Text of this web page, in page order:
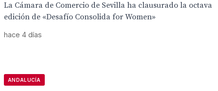
La Cámara de Comercio de Sevilla ha clausurado la octava
edición de «Desafío Consolida for Women»
hace 4 días
ANDALUCÍA